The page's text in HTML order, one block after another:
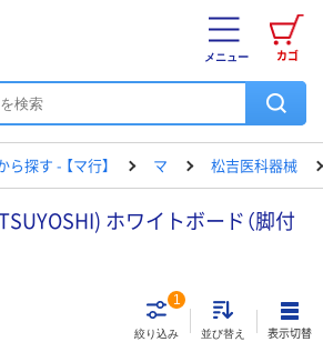
カゴ
メニュー
探す - 【マ行】 マ 松吉医科器械
ホワイトボード（脚付
絞り込み
1
並び替え 表示切替